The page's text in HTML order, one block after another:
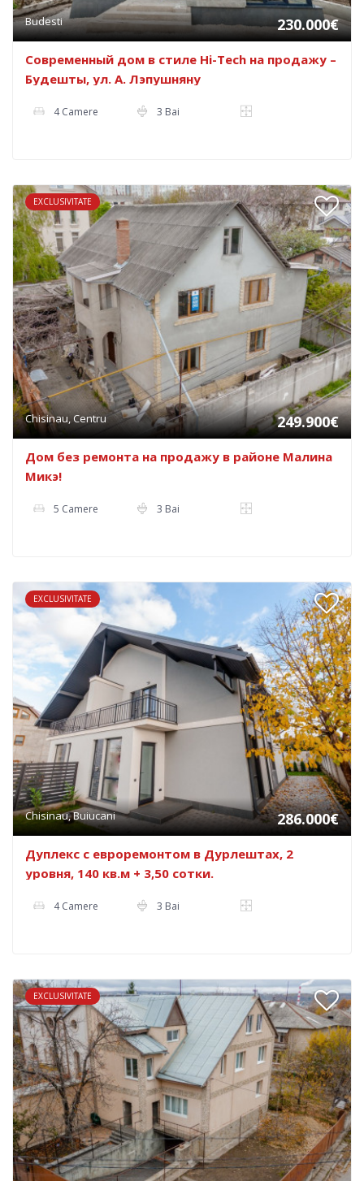
Budesti 230.000€
Современный дом в стиле Hi-Tech на продажу –
Будешты, ул. А. Лэпушняну
4 Camere 3 Bai
EXCLUSIVITATE
Chisinau, Centru 249.900€
Дом без ремонта на продажу в районе Малина
Микэ!
5 Camere 3 Bai
EXCLUSIVITATE
Chisinau, Buiucani 286.000€
Дуплекс с евроремонтом в Дурлештах, 2
уровня, 140 кв.м + 3,50 сотки.
4 Camere 3 Bai
EXCLUSIVITATE